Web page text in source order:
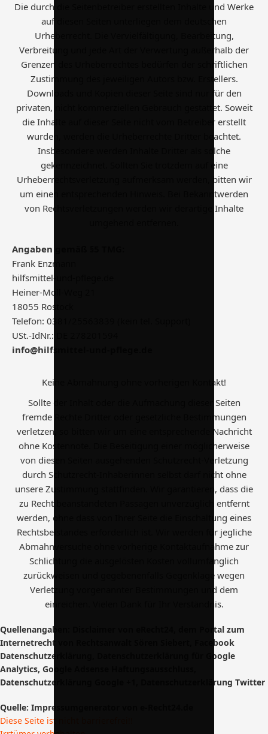
Die durch die Seitenbetreiber erstellten Inhalte und Werke
auf diesen Seiten unterliegen dem deutschen
Urheberrecht. Die Vervielfältigung, Bearbeitung,
Verbreitung und jede Art der Verwertung außerhalb der
Grenzen des Urheberrechtes bedürfen der schriftlichen
Zustimmung des jeweiligen Autors bzw. Erstellers.
Downloads und Kopien dieser Seite sind nur für den
privaten, nicht kommerziellen Gebrauch gestattet. Soweit
die Inhalte auf dieser Seite nicht vom Betreiber erstellt
wurden, werden die Urheberrechte Dritter beachtet.
Insbesondere werden Inhalte Dritter als solche
gekennzeichnet. Sollten Sie trotzdem auf eine
Urheberrechtsverletzung aufmerksam werden, bitten wir
um einen entsprechenden Hinweis. Bei Bekanntwerden
von Rechtsverletzungen werden wir derartige Inhalte
Angaben gemäß §5 TMG:
Frank Enzmann
hilfsmittel-und-pflege.de
Heiner-Moll-Weg 21
18055 Rostock
Telefon: 0381/25563839 (kein tel. Support)
USt.-IdNr.: DE 278201594
info@hilfsmittel-und-pflege.de
Keine Abmahnung ohne vorherigen Kontakt!
Sollte der Inhalt oder die Aufmachung dieser Seiten
fremde Rechte Dritter oder gesetzliche Bestimmungen
verletzen, so bitten wir um eine entsprechende Nachricht
ohne Kostennote. Die Beseitigung einer möglicherweise
von diesen Seiten ausgehenden Schutzrecht-Verletzung
durch Schutzrecht-Inhaberinnen selbst darf nicht ohne
unsere Zustimmung stattfinden. Wir garantieren, dass die
zu Recht beanstandeten Passagen unverzüglich entfernt
werden, ohne dass von Ihrer Seite die Einschaltung eines
Rechtsbeistandes erforderlich ist. Wir werden für jegliche
Abmahnversuche ohne vorherige Kontaktaufnahme zur
Schlichtung die ausgelösten Kosten vollumfänglich
zurückweisen und gegebenenfalls Gegenklage wegen
Verletzung vorgenannter Bestimmungen und dem
einreichen. Vielen Dank für Ihr Verständnis.
Quellenangaben:
von eRecht24, dem Portal zum
Internetrecht von Rechtsanwalt Sören Siebert,
Facebook
Datenschutzerklärung
Datenschutzerklärung für Google
Analytics, Google Adsense Haftungsausschluss
Datenschutzerklärung Google +1
Datenschutzerklärung Twitter
Quelle: Impressumgenerator
Diese Seite ist nicht barrierefrei!!